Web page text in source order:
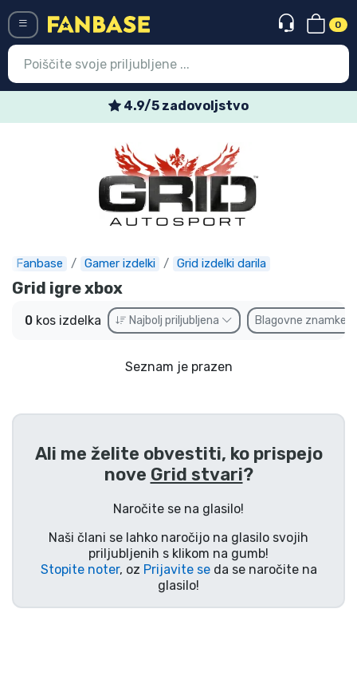
0
4.9/5 zadovoljstvo
Fanbase Gamer izdelki Grid izdelki darila
Grid igre xbox
0 kos izdelka Najbolj priljubljena Blagovne znamke
Seznam je prazen
Ali me želite obvestiti, ko prispejo
nove Grid stvari?
Naročite se na glasilo!
Naši člani se lahko naročijo na glasilo svojih
priljubljenih s klikom na gumb!
Stopite noter, oz Prijavite seda se naročite na
glasilo!
Registracija
Najnovejsi izdelki
Prodajni izdelki
Ekspresna dostava
Prednaročila
Outlet izdelki
Dostava in plačilo
Tv serijske izdelki
Filmske izdelki
Risani izdelki
Anime izdelki